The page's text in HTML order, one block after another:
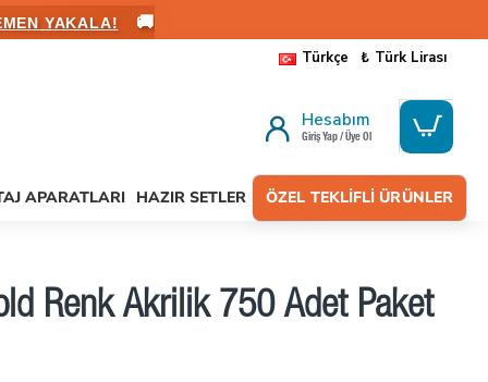
🚚
Türkçe ₺ Türk Lirası
Hesabım
Giriş Yap / Üye Ol
APARATLARI HAZIR SETLER ÖZEL TEKLIFLI ÜRÜNLER
Renk Akrilik 750 Adet Paket